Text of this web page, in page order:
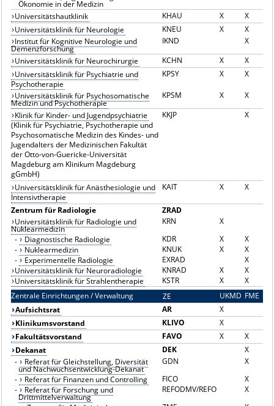
Ökonomie in der Medizin
Universitätshautklinik
KHAU X
X
Universitätsklinik für Neurologie
KNEU X
X
Institut für Kognitive Neurologie und
Demenzforschung
IKND
X
Universitätsklinik für Neurochirurgie
KCHN X
X
Universitätsklinik für Psychiatrie und
Psychotherapie
KPSY X X
Universitätsklinik für Psychosomatische
Medizin und Psychotherapie
KPSM X
X
Klinik für Kinder- und Jugendpsychiatrie
(Klinik für Psychiatrie, Psychotherapie und
Psychosomatische Medizin des Kindes- und
Jugendalters der Medizinischen Fakultät
der Otto-von-Guericke-Universität
Magdeburg am Klinikum Magdeburg
gGmbH)
KKJP X
Universitätsklinik für Anästhesiologie und
Intensivtherapie
KAIT X X
Zentrum für Radiologie
ZRAD
Universitätsklinik für Radiologie und
Nuklearmedizin
KRN
X
-
Diagnostische Radiologie KDR X
X
-
Nuklearmedizin KNUK X
X
-
Experimentelle Radiologie EXRAD
X
Universitätsklinik für Neuroradiologie
KNRAD X
X
Universitätsklinik für Strahlentherapie
KSTR X
X
Zentrale Einrichtungen / Verwaltung
ZE UKMD FME
Aufsichtsrat
AR
X
Klinikumsvorstand
KLIVO
X
Fakultätsvorstand
FAVO X
X
Dekanat
DEK
X
-
Referat für Gleichstellung, Diversität
und Nachwuchsentwicklung-Dekanat
GDN
X
-
Referat für Finanzen und Controlling FICO
X
-
Referat für Forschung und
Drittmittelverwaltung
REFODMV/REFO
X